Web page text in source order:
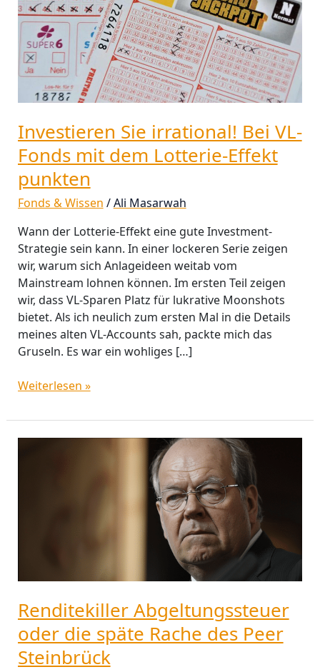
Investieren Sie irrational! Bei VL-
Fonds mit dem Lotterie-Effekt
punkten
Fonds & Wissen /Ali Masarwah
Wann der Lotterie-Effekt eine gute Investment-
Strategie sein kann. In einer lockeren Serie zeigen
wir, warum sich Anlageideen weitab vom
Mainstream lohnen können. Im ersten Teil zeigen
wir, dass VL-Sparen Platz für lukrative Moonshots
bietet. Als ich neulich zum ersten Mal in die Details
meines alten VL-Accounts sah, packte mich das
Gruseln. Es war ein wohliges […]
VL-
Fonds
mit
dem
Lotterie-
Effekt
Weiterlesen »
Renditekiller Abgeltungssteuer
oder die späte Rache des Peer
Steinbrück
Steinbrück